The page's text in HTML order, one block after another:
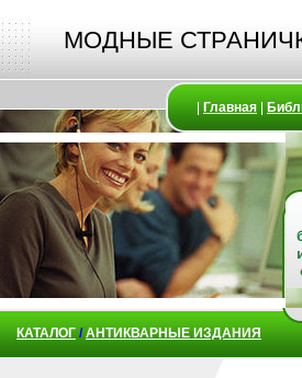
МОДНЫЕ
Главная
КАТАЛОГ /АНТИКВАРНЫЕ ИЗДАНИЯ